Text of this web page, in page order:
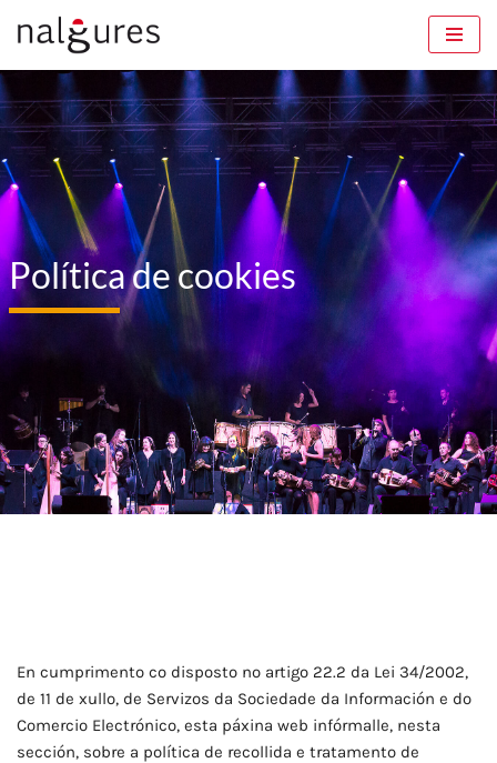
contido
Política de cookies
En cumprimento co disposto no artigo 22.2 da Lei 34/2002,
de 11 de xullo, de Servizos da Sociedade da Información e do
Comercio Electrónico, esta páxina web infórmalle, nesta
sección, sobre a política de recollida e tratamento de